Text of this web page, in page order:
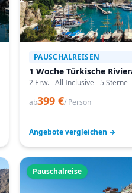
PAUSCHALREISEN
1 Woche Türkische
2 Erw. - All Inclusive - 5 Sterne
ab399 €/ Person
Angebote vergleichen →
Pauschalreise